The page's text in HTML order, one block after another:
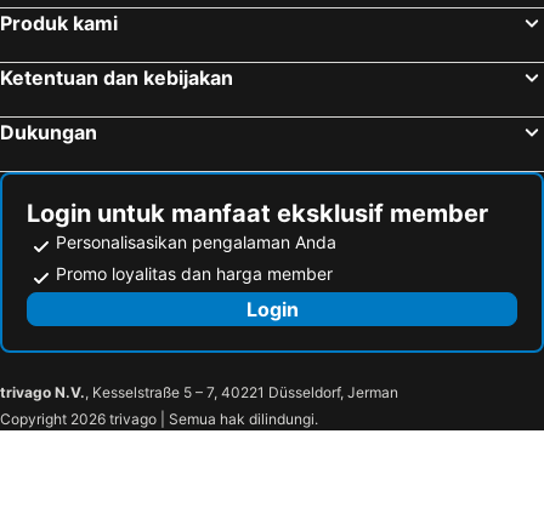
Produk kami
Ketentuan dan kebijakan
Dukungan
Login untuk manfaat eksklusif member
Personalisasikan pengalaman Anda
Promo loyalitas dan harga member
Login
trivago N.V., Kesselstraße 5 – 7, 40221 Düsseldorf, Jerman
Copyright 2026 trivago | Semua hak dilindungi.